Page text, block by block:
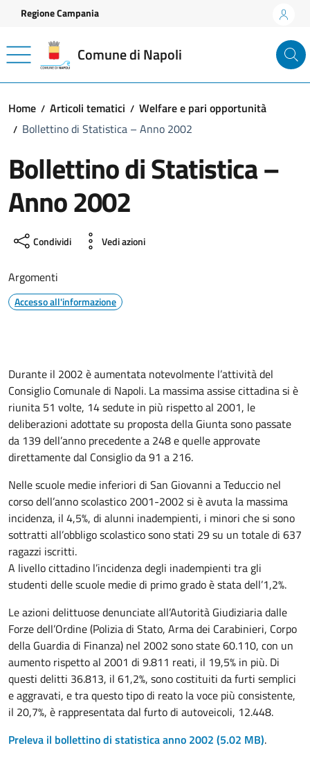
Vai ai contenuti
Vai al footer
Regione Campania
Comune di Napoli
Home Articoli tematici
Welfare e pari opportunità
Bollettino di Statistica – Anno 2002
Bollettino di Statistica –
Anno 2002
Condividi Vedi azioni
Argomenti
Accesso all'informazione
Durante il 2002 è aumentata notevolmente l’attività del
Consiglio Comunale di Napoli. La massima assise cittadina si è
riunita 51 volte, 14 sedute in più rispetto al 2001, le
deliberazioni adottate su proposta della Giunta sono passate
da 139 dell’anno precedente a 248 e quelle approvate
direttamente dal Consiglio da 91 a 216.
Nelle scuole medie inferiori di San Giovanni a Teduccio nel
corso dell’anno scolastico 2001-2002 si è avuta la massima
incidenza, il 4,5%, di alunni inadempienti, i minori che si sono
sottratti all’obbligo scolastico sono stati 29 su un totale di 637
ragazzi iscritti.
A livello cittadino l’incidenza degli inadempienti tra gli
studenti delle scuole medie di primo grado è stata dell’1,2%.
Le azioni delittuose denunciate all’Autorità Giudiziaria dalle
Forze dell’Ordine (Polizia di Stato, Arma dei Carabinieri, Corpo
della Guardia di Finanza) nel 2002 sono state 60.110, con un
aumento rispetto al 2001 di 9.811 reati, il 19,5% in più. Di
questi delitti 36.813, il 61,2%, sono costituiti da furti semplici
e aggravati, e tra questo tipo di reato la voce più consistente,
il 20,7%, è rappresentata dal furto di autoveicoli, 12.448.
Preleva il bollettino di statistica anno 2002 (5.02 MB).